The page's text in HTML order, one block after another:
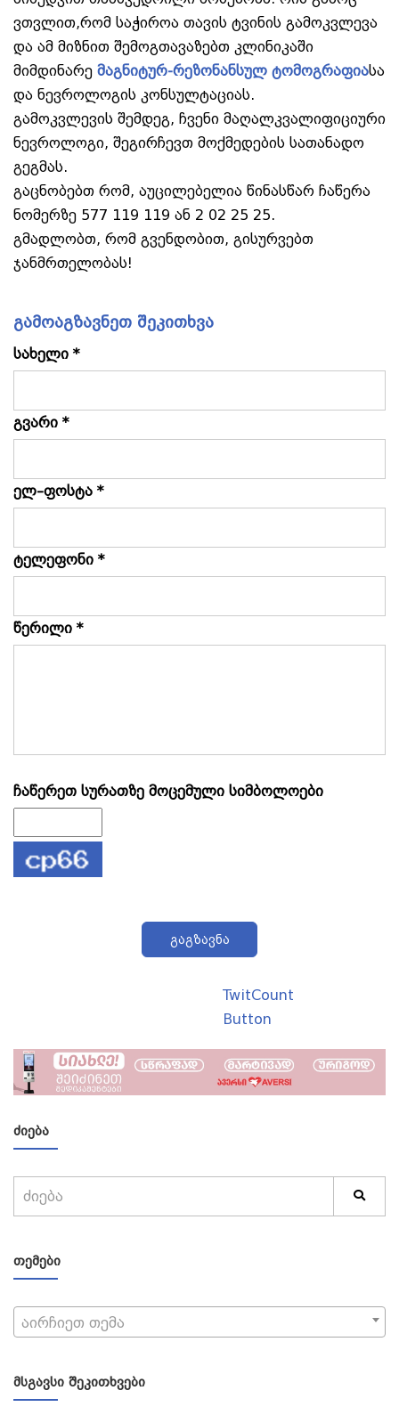
ვთვლით,რომ საჭიროა თავის ტვინის გამოკვლევა
და ამ მიზნით შემოგთავაზებთ კლინიკაში
მიმდინარე მაგნიტურ-რეზონანსულ ტომოგრაფიასა
და ნევროლოგის კონსულტაციას.
გამოკვლევის შემდეგ, ჩვენი მაღალკვალიფიციური
ნევროლოგი, შეგირჩევთ მოქმედების სათანადო
გეგმას.
გაცნობებთ რომ, აუცილებელია წინასწარ ჩაწერა
ნომერზე 577 119 119 ან 2 02 25 25.
გმადლობთ, რომ გვენდობით, გისურვებთ
ჯანმრთელობას!
გამოაგზავნეთ შეკითხვა
სახელი *
გვარი *
ელ–ფოსტა *
ტელეფონი *
წერილი *
ჩაწერეთ სურათზე მოცემული სიმბოლოები
გაგზავნა
TwitCount
Button
ᲫᲘᲔᲑᲐ
ᲗᲔᲛᲔᲑᲘ
აირჩიეთ თემა
ᲛᲡᲒᲐᲕᲡᲘ ᲨᲔᲙᲘᲗᲮᲕᲔᲑᲘ